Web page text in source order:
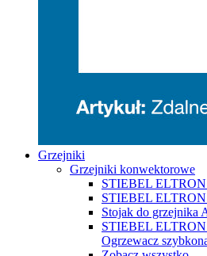
Grzejniki
Grzejniki konwektorowe
STIEBEL
STIEBEL
Stojak do grzejnika
STIEBEL
Ogrzewacz